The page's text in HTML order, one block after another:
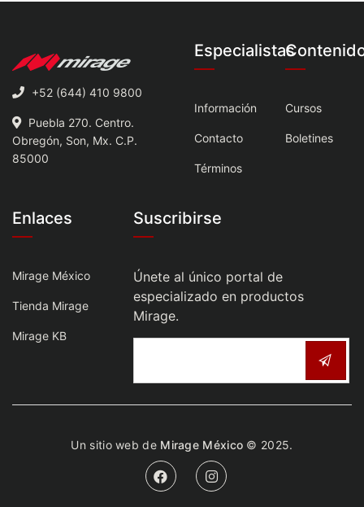
+52 (644) 410 9800
Puebla 270. Centro.
Obregón, Son, Mx. C.P.
85000
Especialistas
Información
Contacto
Términos
Cursos
Boletines
Enlaces
Mirage México
Tienda Mirage
Mirage KB
Suscribirse
Únete al único portal de
especializado en productos
Mirage.
Un sitio web de Mirage México © 2025.